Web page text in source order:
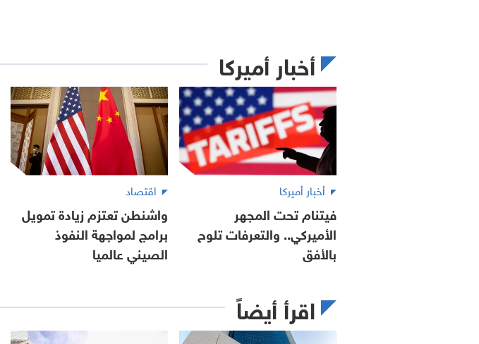
أخبار أميركا
أخبار أميركا
فيتنام تحت المجهر
الأميركي.. والتعرفات تلوح
بالأفق
اقتصاد
واشنطن تعتزم زيادة تمويل
برامج لمواجهة النفوذ
الصيني عالميا
اقرأ أيضاً